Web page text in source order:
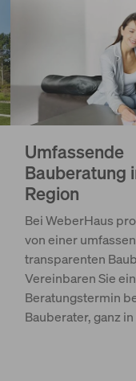
Umfassende
Bauberatung
Region
Bei WeberHaus
von einer
transparenten
Vereinbaren Sie
Beratungstermin
Bauberater, ganz